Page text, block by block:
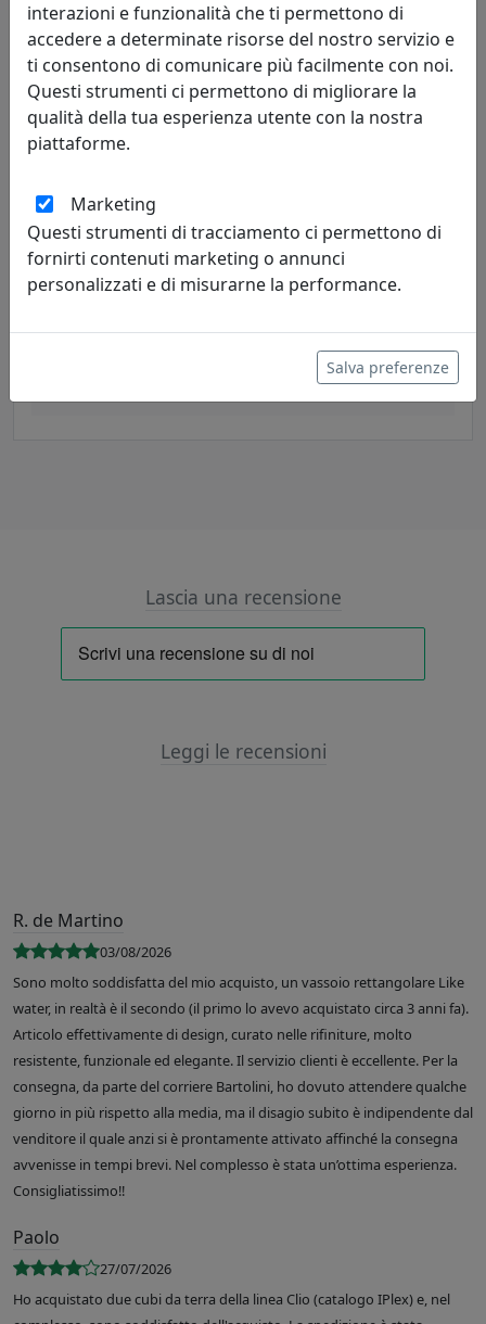
Potrebbero interessarti
TAVOLINO OPTICAL OVALE, COD. 0TA2886C26
Arti e Mestieri
430,34 €
Lascia una recensione
Leggi le recensioni
R. de Martino
03/08/2026
Sono molto soddisfatta del mio acquisto, un vassoio rettangolare Like
water, in realtà è il secondo (il primo lo avevo acquistato circa 3 anni fa).
Articolo effettivamente di design, curato nelle rifiniture, molto
resistente, funzionale ed elegante. Il servizio clienti è eccellente. Per la
consegna, da parte del corriere Bartolini, ho dovuto attendere qualche
giorno in più rispetto alla media, ma il disagio subito è indipendente dal
venditore il quale anzi si è prontamente attivato affinché la consegna
avvenisse in tempi brevi. Nel complesso è stata un’ottima esperienza.
Consigliatissimo!!
Paolo
27/07/2026
Ho acquistato due cubi da terra della linea Clio (catalogo IPlex) e, nel
interazioni e funzionalità che ti permettono di
accedere a determinate risorse del nostro servizio e
ti consentono di comunicare più facilmente con noi.
Questi strumenti ci permettono di migliorare la
qualità della tua esperienza utente con la nostra
piattaforme.
Marketing
Questi strumenti di tracciamento ci permettono di
fornirti contenuti marketing o annunci
personalizzati e di misurarne la performance.
Salva preferenze